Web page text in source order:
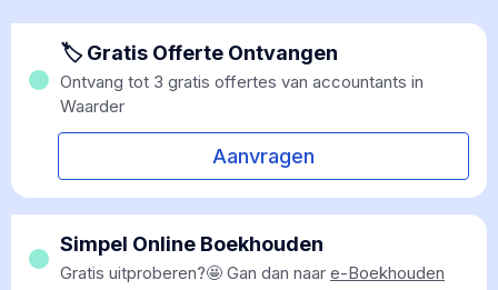
🏷 Gratis Offerte Ontvangen
Ontvang tot 3 gratis offertes van accountants in
Waarder
Aanvragen
Simpel Online Boekhouden
Gratis uitproberen?🤩 Gan dan naar e-Boekhouden